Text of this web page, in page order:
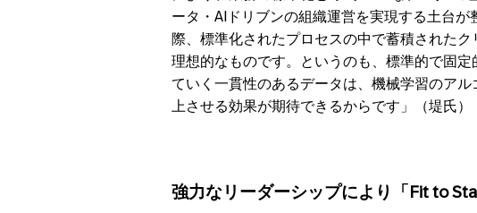
ータ・AIドリブンの組織運営を実現する土台
際、標準化されたプロセスの中で蓄積された
理想的なものです。というのも、標準的で固
ていく一貫性のあるデータは、機械学習のア
上させる効果が期待できるからです」（堤氏）
強力なリーダーシップにより「Fit to